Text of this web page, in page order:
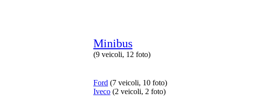
Minibus
(9 veicoli, 12 foto)
Ford (7 veicoli, 10 foto)
Iveco (2 veicoli, 2 foto)